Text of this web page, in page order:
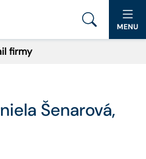
MENU
firmy
Šenarová,